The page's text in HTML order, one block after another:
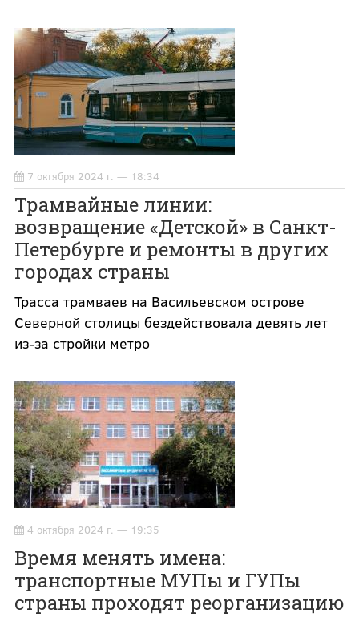
7 октября 2024 г. — 18:34
Трамвайные линии:
возвращение «Детской» в Санкт-
Петербурге и ремонты в других
городах страны
Трасса трамваев на Васильевском острове
Северной столицы бездействовала девять лет
из-за стройки метро
4 октября 2024 г. — 19:35
Время менять имена:
транспортные МУПы и ГУПы
страны проходят реорганизацию